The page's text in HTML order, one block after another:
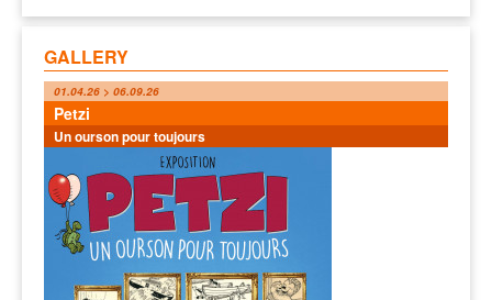
GALLERY
01.04.26 > 06.09.26
Petzi
Un ourson pour toujours